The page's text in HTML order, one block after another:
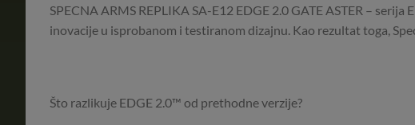
SPECNA ARMS REPLIKA SA-E12 EDGE 2.0 GATE ASTER –
inovacije u isprobanom i testiranom dizajnu. Kao rezultat toga,
Što razlikuje EDGE 2.0™ od prethodne verzije?